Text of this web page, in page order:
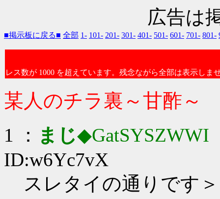
広告は
■掲示板に戻る■ 全部 1- 101- 201- 301- 401- 501- 601- 701- 801-
レス数が 1000 を超えています。残念ながら全部は表示しま
某人のチラ裏～甘酢～
1 ： まじ◆GatSYSZWWI
ID:w6Yc7vX
スレタイの通りです